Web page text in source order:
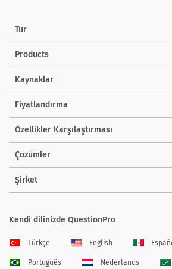
Tur
Products
Kaynaklar
Fiyatlandırma
Özellikler Karşılaştırması
Çözümler
Şirket
Kendi dilinizde QuestionPro
Türkçe English
Português Nederlands